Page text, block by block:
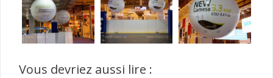
Vous devriez aussi lire :